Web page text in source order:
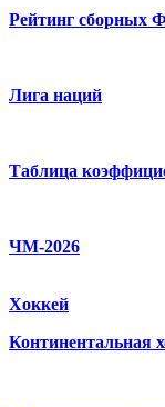
Рейтинг сборных
Лига наций
Таблица
ЧМ-2026
Хоккей
Континентальная